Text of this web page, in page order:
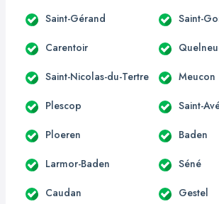
Saint-Gérand Saint-
Carentoir
Saint-Nicolas-du-Tertre Meucon
Plescop Saint-
Ploeren Baden
Larmor-Baden Séné
Caudan Gestel